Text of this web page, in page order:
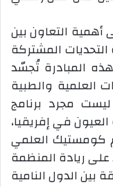
التعاون بين
المشتركة
المبادرة تُجسّد
العلمية والطبية
مجرد برنامج
في إفريقيا،
كومستيك العلمي
على ريادة المنظمة